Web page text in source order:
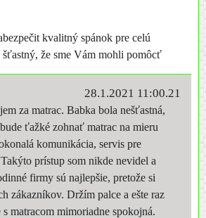
kvalitný spánok pre celú
že sme Vám mohli pomôcť
28.1.2021 11:00.21
za matrac. Babka bola nešťastná,
ťažké zohnať matrac na mieru
komunikácia, servis pre
prístup som nikde nevidel a
firmy sú najlepšie, pretože si
zákazníkov. Držím palce a ešte raz
matracom mimoriadne spokojná.